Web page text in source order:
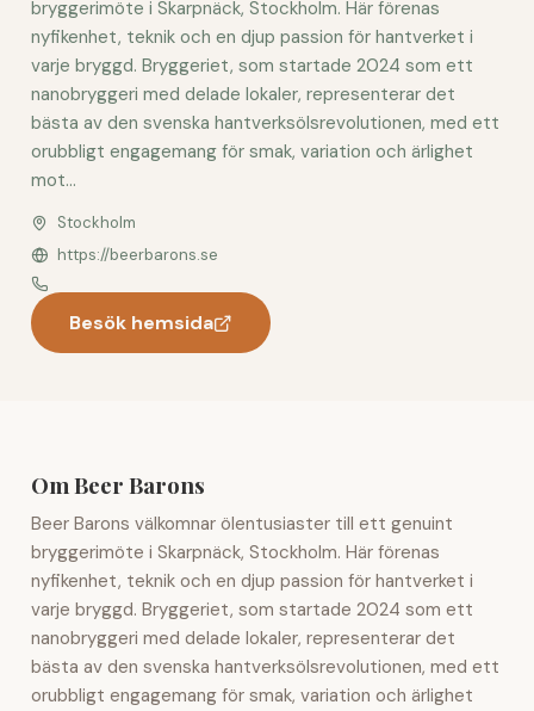
bryggerimöte i Skarpnäck, Stockholm. Här förenas
nyfikenhet, teknik och en djup passion för hantverket i
varje bryggd. Bryggeriet, som startade 2024 som ett
nanobryggeri med delade lokaler, representerar det
bästa av den svenska hantverksölsrevolutionen, med ett
orubbligt engagemang för smak, variation och ärlighet
mot...
Stockholm
https://beerbarons.se
Besök hemsida
Om Beer Barons
Beer Barons välkomnar ölentusiaster till ett genuint
bryggerimöte i Skarpnäck, Stockholm. Här förenas
nyfikenhet, teknik och en djup passion för hantverket i
varje bryggd. Bryggeriet, som startade 2024 som ett
nanobryggeri med delade lokaler, representerar det
bästa av den svenska hantverksölsrevolutionen, med ett
orubbligt engagemang för smak, variation och ärlighet